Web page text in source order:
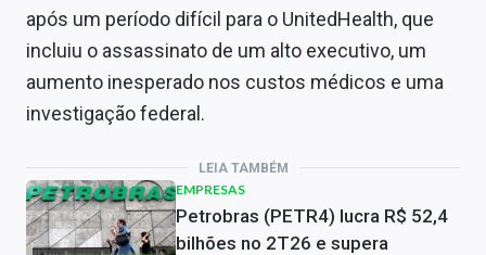
após um período difícil para o UnitedHealth, que
incluiu o assassinato de um alto executivo, um
aumento inesperado nos custos médicos e uma
investigação federal.
LEIA TAMBÉM
EMPRESAS
Petrobras (PETR4) lucra R$ 52,4
bilhões no 2T26 e supera